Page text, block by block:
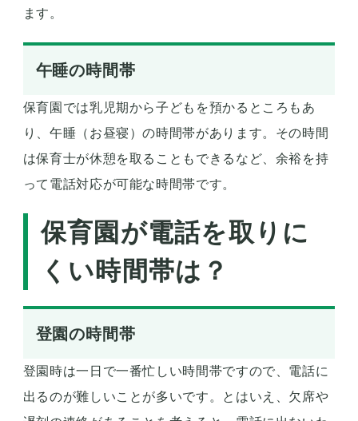
ます。
午睡の時間帯
保育園では乳児期から子どもを預かるところもあ
り、午睡（お昼寝）の時間帯があります。その時間
は保育士が休憩を取ることもできるなど、余裕を持
って電話対応が可能な時間帯です。
保育園が電話を取りに
くい時間帯は？
登園の時間帯
登園時は一日で一番忙しい時間帯ですので、電話に
出るのが難しいことが多いです。とはいえ、欠席や